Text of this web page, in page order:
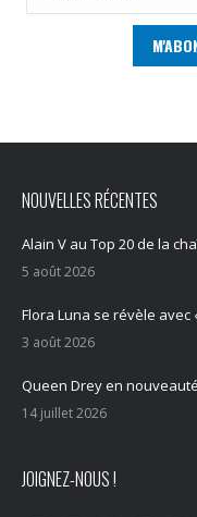
NOUVELLES RÉCENTES
Alain V au Top 20 de la
5 août 2026
Flora Luna se révèle avec
3 août 2026
Queen Drey en
14 juillet 2026
JOIGNEZ-NOUS !